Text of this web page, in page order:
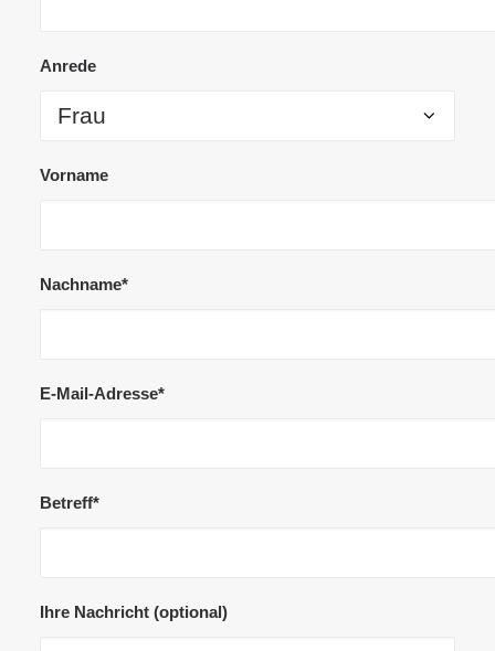
Anrede
Vorname
Nachname*
E-Mail-Adresse*
Betreff*
Ihre Nachricht (optional)